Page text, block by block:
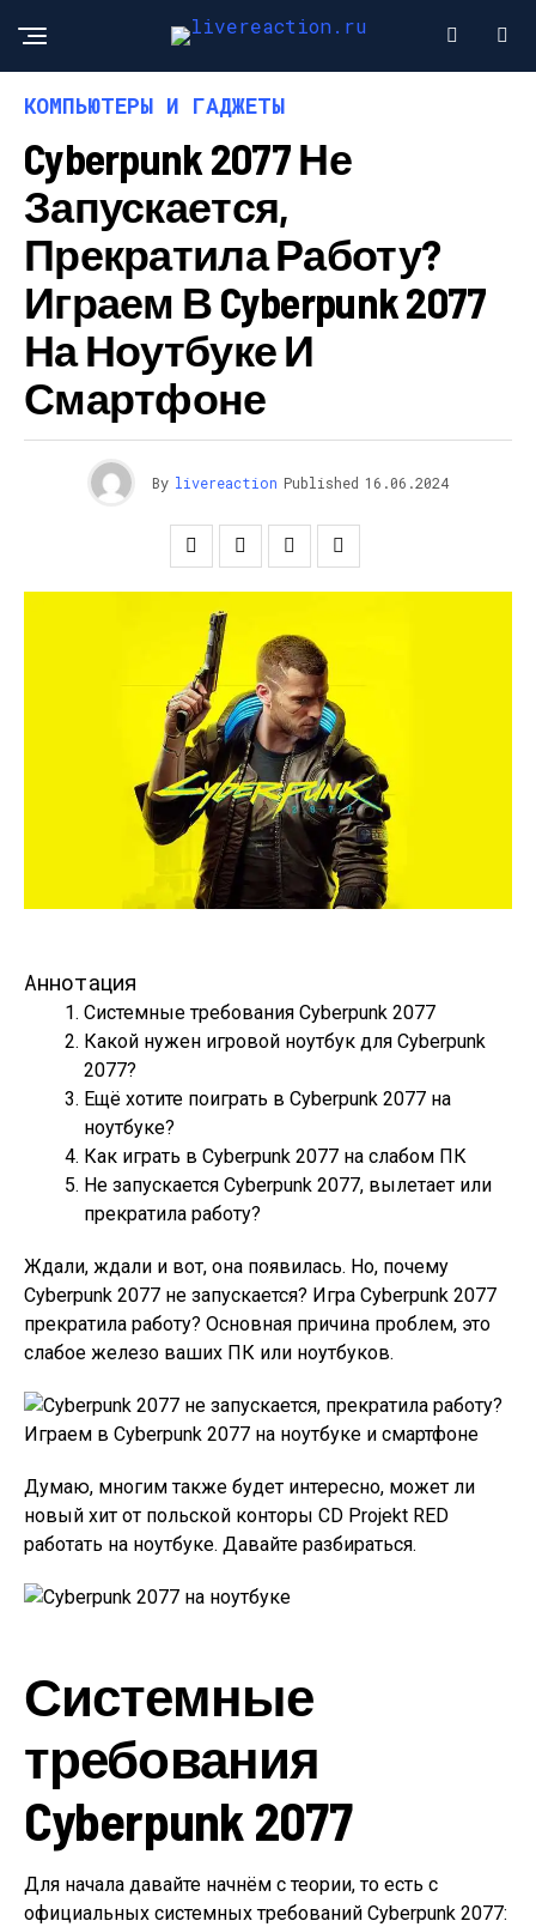
КОМПЬЮТЕРЫ И ГАДЖЕТЫ
Cyberpunk 2077 Не
Запускается,
Прекратила Работу?
Играем В Cyberpunk 2077
На Ноутбуке И
Смартфоне
By livereaction Published 16.06.2024
Аннотация
Системные требования Cyberpunk 2077
Какой нужен игровой ноутбук для Cyberpunk
2077?
Ещё хотите поиграть в Cyberpunk 2077 на
ноутбуке?
Как играть в Cyberpunk 2077 на слабом ПК
Не запускается Cyberpunk 2077, вылетает или
прекратила работу?
Ждали, ждали и вот, она появилась. Но, почему
Cyberpunk 2077 не запускается? Игра Cyberpunk 2077
прекратила работу? Основная причина проблем, это
слабое железо ваших ПК или ноутбуков.
Думаю, многим также будет интересно, может ли
новый хит от польской конторы CD Projekt RED
работать на ноутбуке. Давайте разбираться.
Системные
требования
Cyberpunk 2077
Для начала давайте начнём с теории, то есть с
официальных системных требований Cyberpunk 2077: